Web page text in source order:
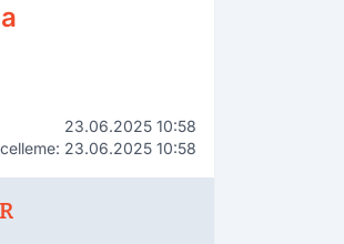
23.06.2025 10:58
23.06.2025 10:58